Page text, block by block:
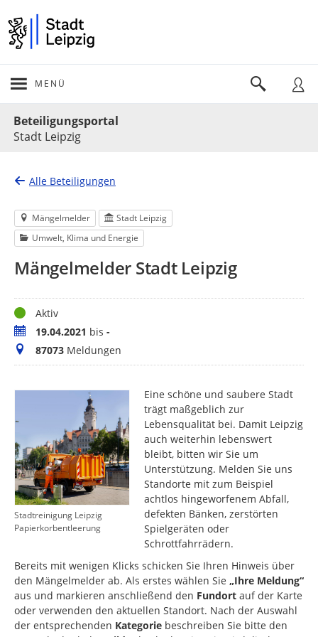
MENÜ
Beteiligungsportal
Stadt Leipzig
Alle Beteiligungen
Mängelmelder
Stadt Leipzig
Umwelt, Klima und Energie
Mängelmelder Stadt Leipzig
StatusAktiv
Zeitraum19.04.2021 bis -
Meldungen
87073 Meldungen
Stadtreinigung Leipzig
Papierkorbentleerung
Eine schöne und saubere Stadt
trägt maßgeblich zur
Lebensqualität bei. Damit Leipzig
auch weiterhin lebenswert
bleibt, bitten wir Sie um
Unterstützung. Melden Sie uns
Standorte mit zum Beispiel
achtlos hingeworfenem Abfall,
defekten Bänken, zerstörten
Spielgeräten oder
Schrottfahrrädern.
Bereits mit wenigen Klicks schicken Sie Ihren Hinweis über
den Mängelmelder ab. Als erstes wählen Sie „Ihre Meldung“
aus und markieren anschließend den Fundort auf der Karte
oder verwenden den aktuellen Standort. Nach der Auswahl
der entsprechenden Kategorie beschreiben Sie bitte den